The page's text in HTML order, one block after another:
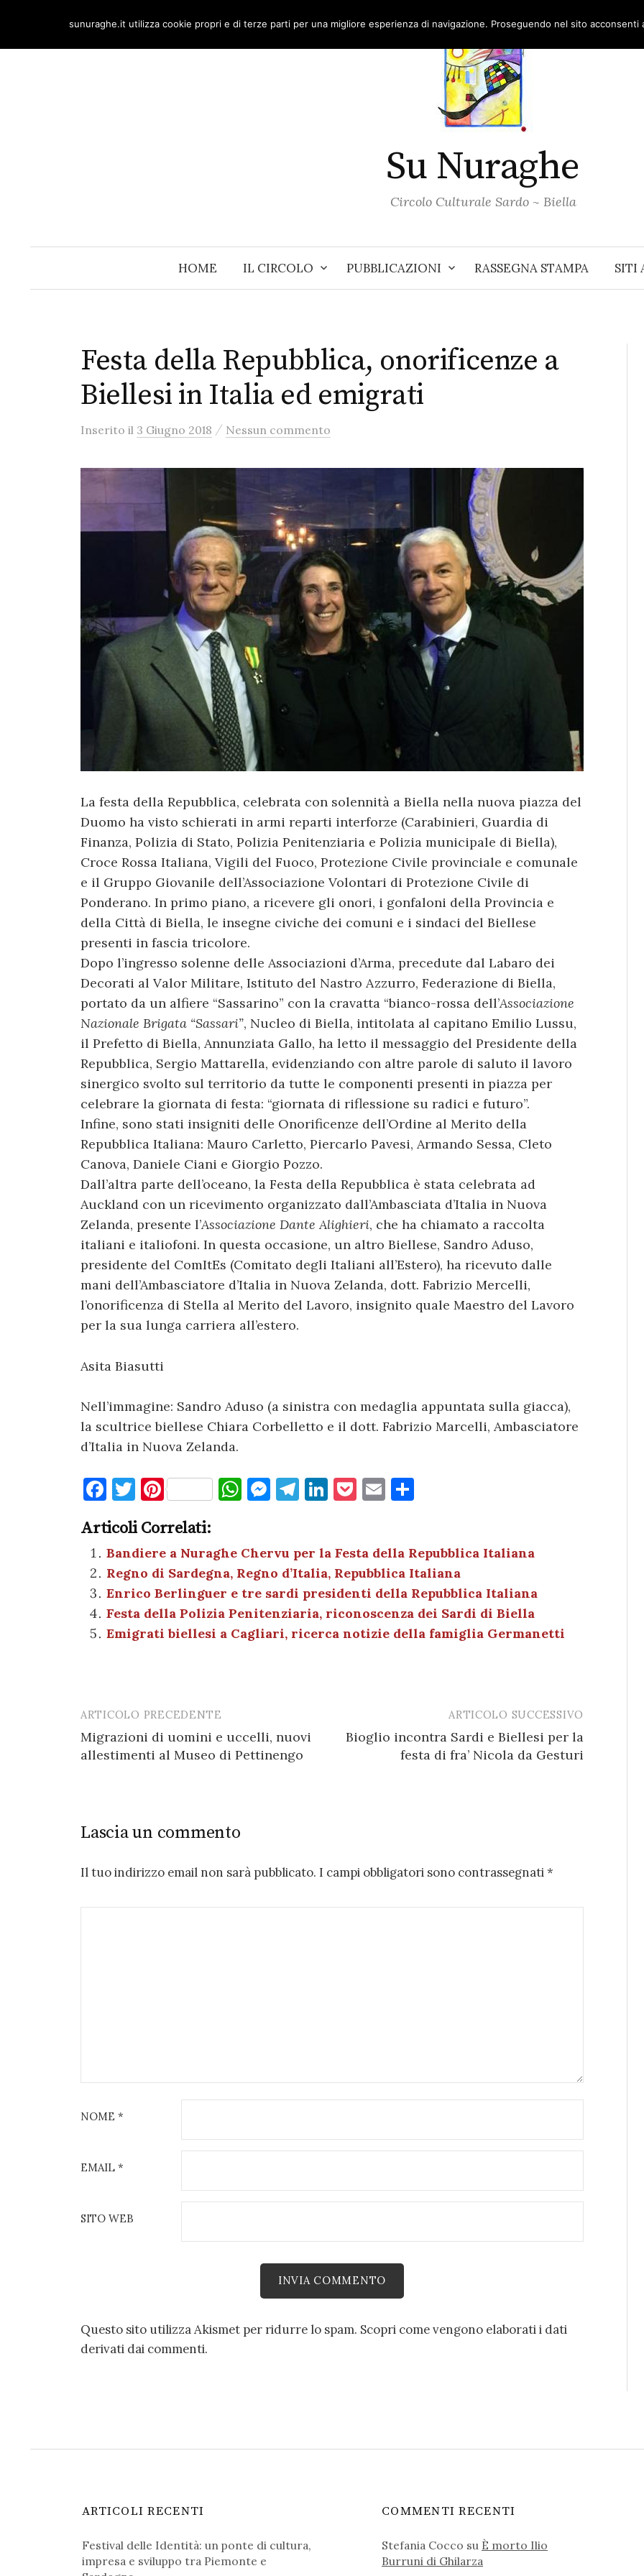
content
Su Nuraghe
Circolo Culturale Sardo ~ Biella
HOME IL CIRCOLO PUBBLICAZIONI RASSEGNA STAMPA SITI
Festa della Repubblica, onorificenze a
Biellesi in Italia ed emigrati
Inserito il 3 Giugno 2018 / Nessun commento
La festa della Repubblica, celebrata con solennità a Biella nella nuova piazza del
Duomo ha visto schierati in armi reparti interforze (Carabinieri, Guardia di
Finanza, Polizia di Stato, Polizia Penitenziaria e Polizia municipale di Biella),
Croce Rossa Italiana, Vigili del Fuoco, Protezione Civile provinciale e comunale
e il Gruppo Giovanile dell’Associazione Volontari di Protezione Civile di
Ponderano. In primo piano, a ricevere gli onori, i gonfaloni della Provincia e
della Città di Biella, le insegne civiche dei comuni e i sindaci del Biellese
presenti in fascia tricolore.
Dopo l’ingresso solenne delle Associazioni d’Arma, precedute dal Labaro dei
Decorati al Valor Militare, Istituto del Nastro Azzurro, Federazione di Biella,
portato da un alfiere “Sassarino” con la cravatta “bianco-rossa dell’Associazione
Nazionale Brigata “Sassari”, Nucleo di Biella, intitolata al capitano Emilio Lussu,
il Prefetto di Biella, Annunziata Gallo, ha letto il messaggio del Presidente della
Repubblica, Sergio Mattarella, evidenziando con altre parole di saluto il lavoro
sinergico svolto sul territorio da tutte le componenti presenti in piazza per
celebrare la giornata di festa: “giornata di riflessione su radici e futuro”.
Infine, sono stati insigniti delle Onorificenze dell’Ordine al Merito della
Repubblica Italiana: Mauro Carletto, Piercarlo Pavesi, Armando Sessa, Cleto
Canova, Daniele Ciani e Giorgio Pozzo.
Dall’altra parte dell’oceano, la Festa della Repubblica è stata celebrata ad
Auckland con un ricevimento organizzato dall’Ambasciata d’Italia in Nuova
Zelanda, presente l’Associazione Dante Alighieri, che ha chiamato a raccolta
italiani e italiofoni. In questa occasione, un altro Biellese, Sandro Aduso,
presidente del ComItEs (Comitato degli Italiani all’Estero), ha ricevuto dalle
mani dell’Ambasciatore d’Italia in Nuova Zelanda, dott. Fabrizio Mercelli,
l’onorificenza di Stella al Merito del Lavoro, insignito quale Maestro del Lavoro
per la sua lunga carriera all’estero.
Asita Biasutti
Nell’immagine: Sandro Aduso (a sinistra con medaglia appuntata sulla giacca),
la scultrice biellese Chiara Corbelletto e il dott. Fabrizio Marcelli, Ambasciatore
d’Italia in Nuova Zelanda.
F
c
e
b
o
o
T
it
te
r
Pi
er
es
t
W
s
A
p
p
M
n
g
er
T
gr
a
m
Li
e
dI
n
P
k
et
E
l di
vi
di
Articoli Correlati:
Bandiere a Nuraghe Chervu per la Festa della Repubblica Italiana
Regno di Sardegna, Regno d’Italia, Repubblica Italiana
Enrico Berlinguer e tre sardi presidenti della Repubblica Italiana
Festa della Polizia Penitenziaria, riconoscenza dei Sardi di Biella
Emigrati biellesi a Cagliari, ricerca notizie della famiglia Germanetti
Post
navigation
ARTICOLO PRECEDENTE
Migrazioni di uomini e uccelli, nuovi
allestimenti al Museo di Pettinengo
ARTICOLO SUCCESSIVO
Bioglio incontra Sardi e Biellesi per la
festa di fra’ Nicola da Gesturi
Lascia un commento
Il tuo indirizzo email non sarà pubblicato. I campi obbligatori sono contrassegnati*
NOME *
EMAIL *
SITO WEB
Questo sito utilizza Akismet per ridurre lo spam. Scopri come vengono elaborati i dati
derivati dai commenti.
ARTICOLI RECENTI
Festival delle Identità: un ponte di cultura,
impresa e sviluppo tra Piemonte e
COMMENTI RECENTI
Stefania Cocco su È morto Ilio
Burruni di Ghilarza
sunuraghe.it utilizza cookie propri e di terze parti per una migliore esperienza di navigazione. Proseguendo nel sito acconsenti